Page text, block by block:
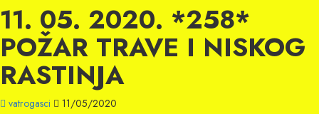
11. 05. 2020. *258*
POŽAR TRAVE I NISKOG
RASTINJA
vatrogasci 11/05/2020